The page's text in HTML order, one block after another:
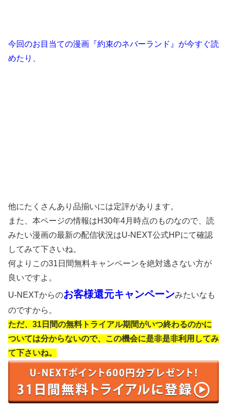
今回のお目当ての漫画『約束のネバーランド』が今すぐ読
めたり、
他にたくさんあり品揃いには定評があります。
また、本ページの情報はH30年4月時点のものなので、読
みたい漫画の最新の配信状況はU-NEXT公式HPにて確認
してみて下さいね。
何よりこの31日間無料キャンペーンを絶対逃さない方が
良いですよ。
U-NEXTからのお客様還元キャンペーンみたいなも
のですから。
ただ、31日間の無料トライアル期間がいつ終わるのかに
ついては分からないので、この機会に是非是非利用してみ
て下さいね。